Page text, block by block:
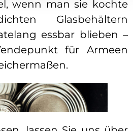
wenn man sie kochte
Glasbehältern
essbar blieben –
für Armeen